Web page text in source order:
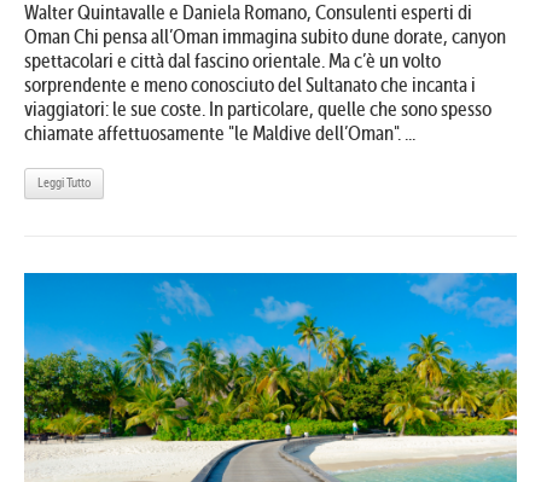
Walter Quintavalle e Daniela Romano, Consulenti esperti di
Oman Chi pensa all’Oman immagina subito dune dorate, canyon
spettacolari e città dal fascino orientale. Ma c’è un volto
sorprendente e meno conosciuto del Sultanato che incanta i
viaggiatori: le sue coste. In particolare, quelle che sono spesso
chiamate affettuosamente "le Maldive dell’Oman". ...
Leggi Tutto